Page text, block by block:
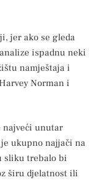
jer ako se gleda
ispadnu neki
namještaja i
Norman i
najveći unutar
ukupno najjači na
sliku trebalo bi
širu djelatnost ili